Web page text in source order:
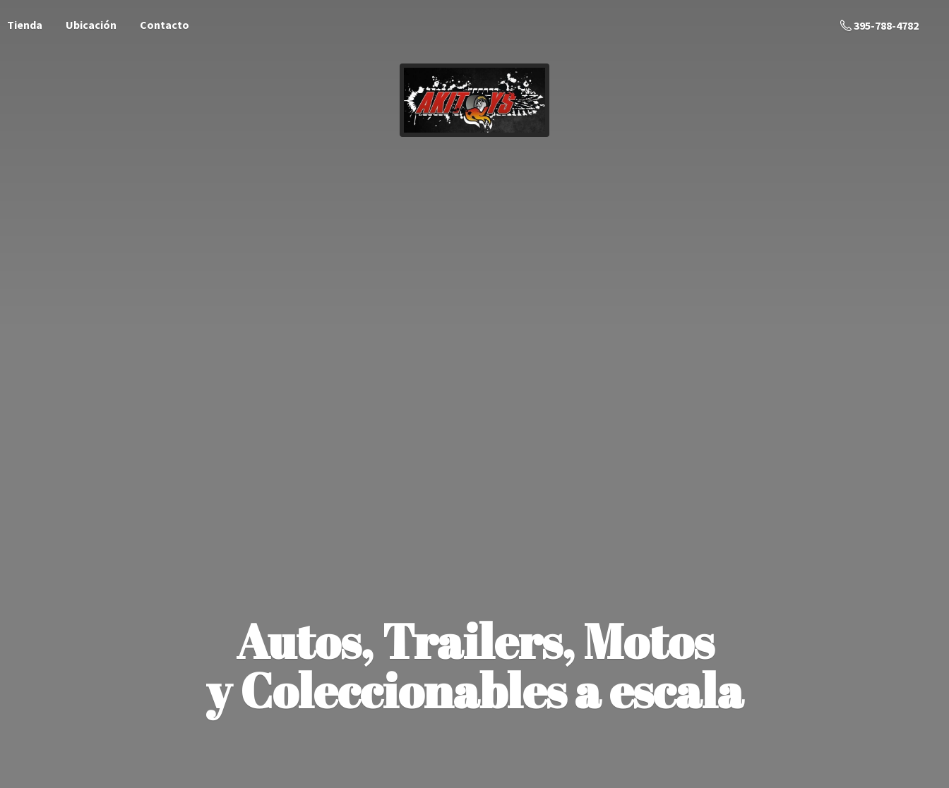
Tienda Ubicación Contacto 395-788-4782
Autos, Trailers, Motos
y Coleccionablesa escala